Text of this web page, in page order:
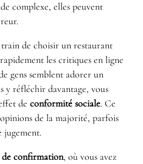
complexe, elles peuvent
train de choisir un restaurant
les critiques en ligne
gens semblent adorer un
y réfléchir davantage, vous
de conformité sociale. Ce
de la majorité, parfois
jugement.
de confirmation, où vous avez